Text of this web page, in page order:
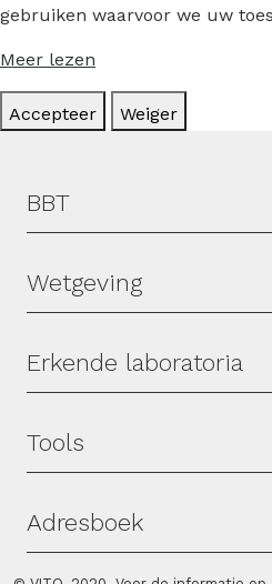
gebruiken waarvoor we uw
Meer lezen
Accepteer Weiger
Hoofdmenu
BBT
Wetgeving
Erkende laboratoria
Tools
Adresboek